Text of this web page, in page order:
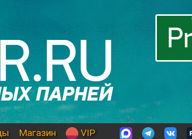
Магазин VIP